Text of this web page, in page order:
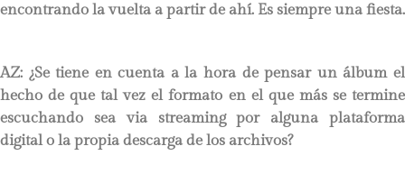
encontrando la vuelta a partir de ahí. Es siempre una fiesta.
AZ: ¿Se tiene en cuenta a la hora de pensar un álbum el
hecho de que tal vez el formato en el que más se termine
escuchando sea via streaming por alguna plataforma
digital o la propia descarga de los archivos?